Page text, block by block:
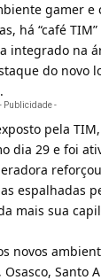
gamer e
há “café
integrado na
do novo
- Publicidade -
pela
dia 29 e foi
espalhadas
mais sua
novos
Santo